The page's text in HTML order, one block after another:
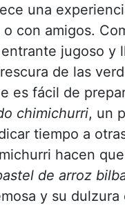
una
con amigos.
jugoso y
de las
es fácil de
chimichurri, un
tiempo a
hacen
de arroz
y su